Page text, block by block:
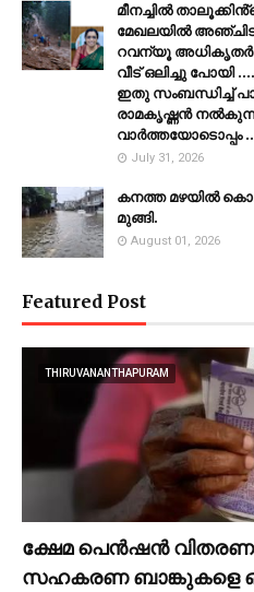
മീനച്ചിൽ
മേഖലയിൽ
റവന്യൂ അധികൃതർ
വീട് ഒലിച്ചു പോയി
ഇതു സംബന്ധിച്ച്
രാമകൃഷ്ണൻ
വാർത്തയോടൊപ്പം
July 31, 2026
കനത്ത മഴയില്‍
മുങ്ങി.
August 01, 2026
Featured Post
THIRUVANANTHAPURAM
ക്ഷേമ പെൻഷൻ
സഹകരണ ബാങ്കുകളെ